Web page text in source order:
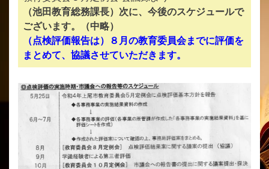
（池田教育総務課長）次に、今後のスケジュールで
ございます。（中略）
（点検評価報告は）８月の教育委員会までに評価を
まとめて、協議させていただきます。